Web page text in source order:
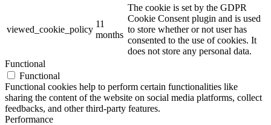
viewed_cookie_policy
11
months
The cookie is set by the GDPR
Cookie Consent plugin and is used
to store whether or not user has
consented to the use of cookies. It
does not store any personal data.
Functional
Functional
Functional cookies help to perform certain functionalities like
sharing the content of the website on social media platforms, collect
feedbacks, and other third-party features.
Performance